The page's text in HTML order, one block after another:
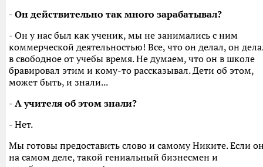
- Он действительно так много зарабатывал?
- Он у нас был как ученик, мы не занимались с ним
коммерческой деятельностью! Все, что он делал, он
в свободное от учебы время. Не думаем, что он в школе
бравировал этим и кому-то рассказывал. Дети об этом,
может быть, и знали...
- А учителя об этом знали?
- Нет.
Мы готовы предоставить слово и самому Никите. Если
на самом деле, такой гениальный бизнесмен и